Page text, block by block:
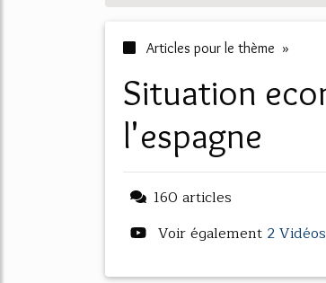
Articles pour le thème »
situation economique et sociale de
l'espagne
160 articles
Voir également 2 Vidéos